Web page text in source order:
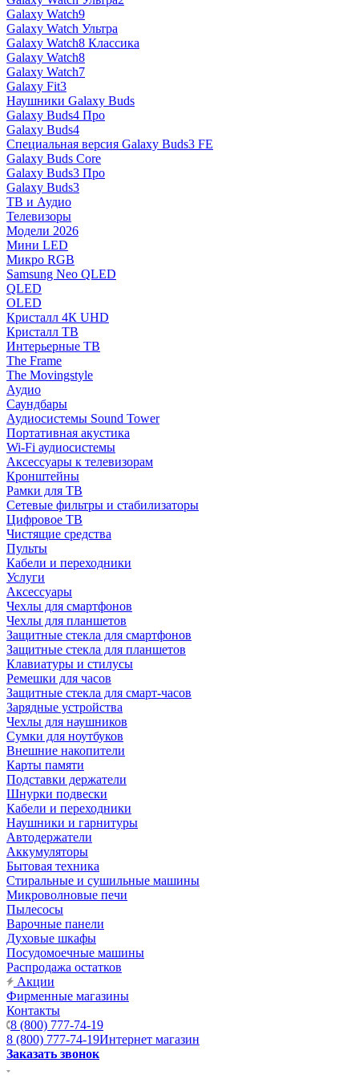
Galaxy Watch9
Galaxy Watch Ультра
Galaxy Watch8 Классика
Galaxy Watch8
Galaxy Watch7
Galaxy Fit3
Наушники Galaxy Buds
Galaxy Buds4 Про
Galaxy Buds4
Специальная версия Galaxy Buds3 FE
Galaxy Buds Core
Galaxy Buds3 Про
Galaxy Buds3
ТВ и Аудио
Телевизоры
Модели 2026
Мини LED
Микро RGB
Samsung Neo QLED
QLED
OLED
Кристалл 4К UHD
Кристалл ТВ
Интерьерные ТВ
The Frame
The Movingstyle
Аудио
Саундбары
Аудиосистемы Sound Tower
Портативная акустика
Wi-Fi аудиосистемы
Аксессуары к телевизорам
Кронштейны
Рамки для ТВ
Сетевые фильтры и стабилизаторы
Цифровое ТВ
Чистящие средства
Пульты
Кабели и переходники
Услуги
Аксессуары
Чехлы для смартфонов
Чехлы для планшетов
Защитные стекла для смартфонов
Защитные стекла для планшетов
Клавиатуры и стилусы
Ремешки для часов
Защитные стекла для смарт-часов
Зарядные устройства
Чехлы для наушников
Сумки для ноутбуков
Внешние накопители
Карты памяти
Подставки держатели
Шнурки подвески
Кабели и переходники
Наушники и гарнитуры
Автодержатели
Аккумуляторы
Бытовая техника
Стиральные и сушильные машины
Микроволновые печи
Пылесосы
Варочные панели
Духовые шкафы
Посудомоечные машины
Распродажа остатков
Акции
Фирменные магазины
Контакты
8 (800) 777-74-19
8 (800) 777-74-19Интернет магазин
Заказать звонок